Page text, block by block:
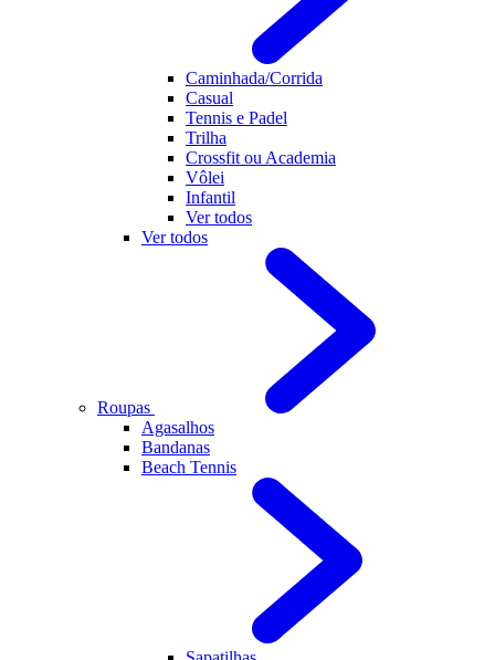
Caminhada/Corrida
Casual
Tennis e Padel
Trilha
Crossfit ou Academia
Vôlei
Infantil
Ver todos
Ver todos
Roupas
Agasalhos
Bandanas
Beach Tennis